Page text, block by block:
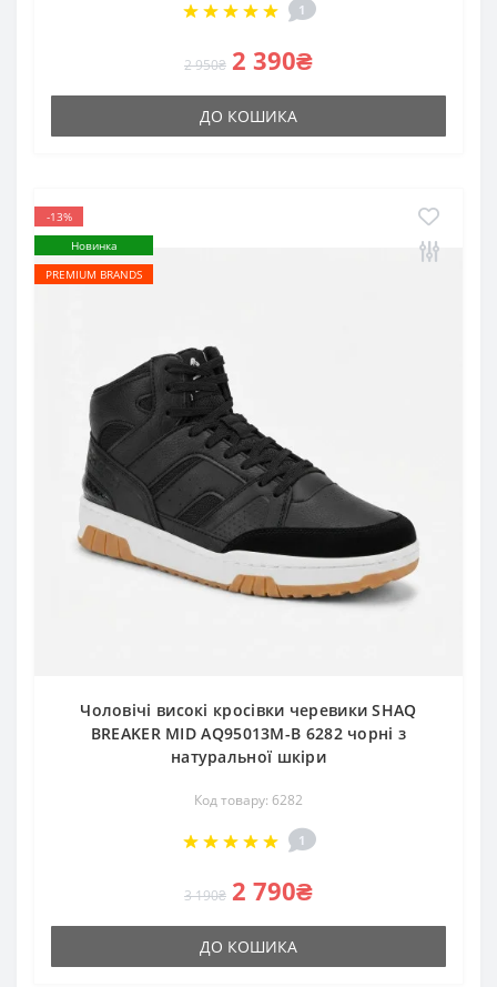
1
2 950₴ 2 390₴
ДО КОШИКА
-13%
Новинка
PREMIUM BRANDS
Чоловічі високі кросівки черевики SHAQ
BREAKER MID AQ95013M-B 6282 чорні з
натуральної шкіри
Код товару: 6282
1
3 190₴ 2 790₴
ДО КОШИКА